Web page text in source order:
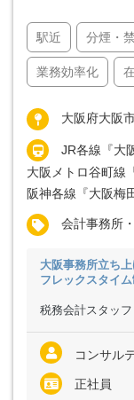
駅近 分煙・
業務効率化
大阪府大阪
JR各線『大
大阪メトロ谷町線
阪神各線『大阪梅
会計事務所
大阪事務所立ち
フレックスタイ
税務会計スタッ
コンサル
正社員